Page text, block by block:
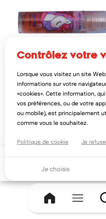
TAKE CARE
take care huile à lèvres magic
parfum pêche 7,5ml
7,12€
5,69€
AJOUTER AU PANIER
contrôlez votre
Lorsque vous visitez un site
informations sur votre
«cookies». Cette information,
vos préférences, ou de votre
ou mobile), est principalement
comme vous le souhaitez.
Politique de cookie Je refuse
Je choisis